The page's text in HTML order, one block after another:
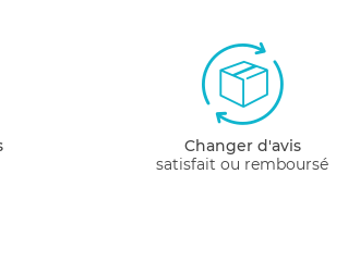
Changer d'avis
satisfait ou remboursé